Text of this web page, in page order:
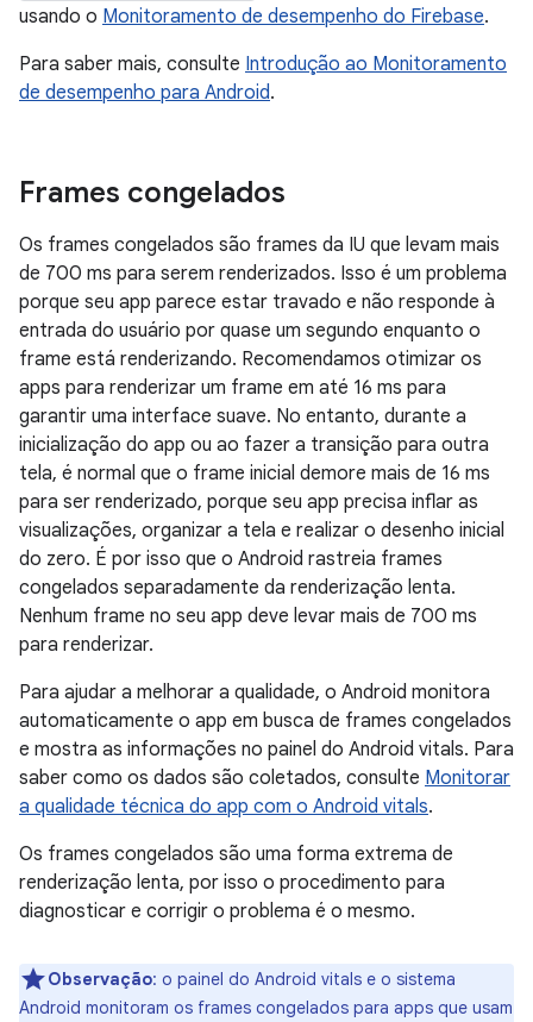
usando o Monitoramento de desempenho do Firebase.
Para saber mais, consulte Introdução ao Monitoramento
de desempenho para Android.
Frames congelados
Os frames congelados são frames da IU que levam mais
de 700 ms para serem renderizados. Isso é um problema
porque seu app parece estar travado e não responde à
entrada do usuário por quase um segundo enquanto o
frame está renderizando. Recomendamos otimizar os
apps para renderizar um frame em até 16 ms para
garantir uma interface suave. No entanto, durante a
inicialização do app ou ao fazer a transição para outra
tela, é normal que o frame inicial demore mais de 16 ms
para ser renderizado, porque seu app precisa inflar as
visualizações, organizar a tela e realizar o desenho inicial
do zero. É por isso que o Android rastreia frames
congelados separadamente da renderização lenta.
Nenhum frame no seu app deve levar mais de 700 ms
para renderizar.
Para ajudar a melhorar a qualidade, o Android monitora
automaticamente o app em busca de frames congelados
e mostra as informações no painel do Android vitals. Para
saber como os dados são coletados, consulte Monitorar
a qualidade técnica do app com o Android vitals.
Os frames congelados são uma forma extrema de
renderização lenta, por isso o procedimento para
diagnosticar e corrigir o problema é o mesmo.
Observação: o painel do Android vitals e o sistema
Android monitoram os frames congelados para apps que usam